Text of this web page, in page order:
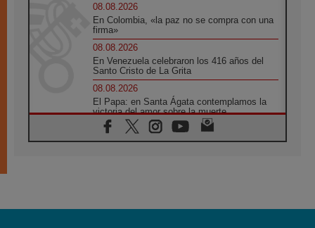
08.08.2026
En Colombia, «la paz no se compra con una
firma»
08.08.2026
En Venezuela celebraron los 416 años del
Santo Cristo de La Grita
08.08.2026
El Papa: en Santa Ágata contemplamos la
victoria del amor sobre la muerte
08.08.2026
León XIV visitará el Santuario de la Madre
07.08.2026